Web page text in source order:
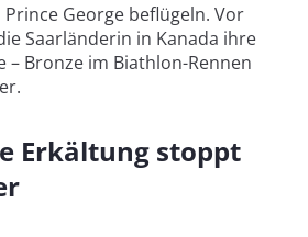
George beflügeln. Vor
Saarländerin in Kanada ihre
– Bronze im Biathlon-Rennen
Erkältung stoppt